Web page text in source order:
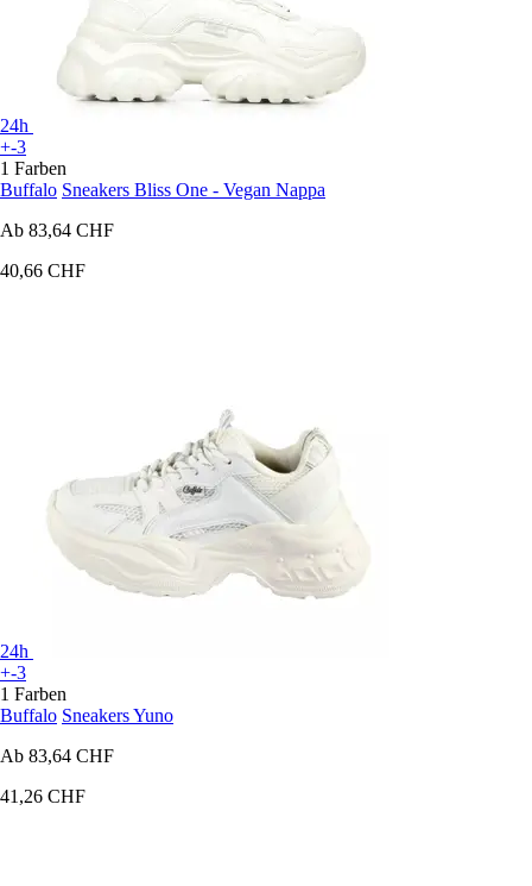
24h
+-3
1 Farben
Buffalo Sneakers Bliss One - Vegan Nappa
Ab 83,64 CHF
40,66 CHF
24h
+-3
1 Farben
Buffalo Sneakers Yuno
Ab 83,64 CHF
41,26 CHF